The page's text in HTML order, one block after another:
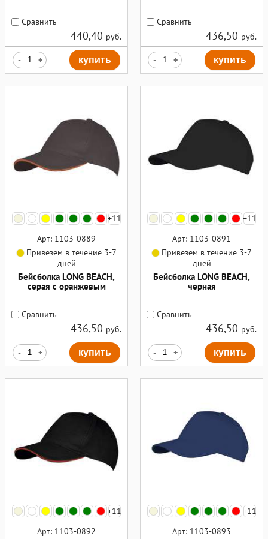
Сравнить
440,40 руб.
- + купить
Сравнить
436,50 руб.
- + купить
+11
Арт: 1103-0889
Привезем в течение 3-7
дней
Бейсболка LONG BEACH,
серая с оранжевым
Сравнить
436,50 руб.
- + купить
+11
Арт: 1103-0891
Привезем в течение 3-7
дней
Бейсболка LONG BEACH,
черная
Сравнить
436,50 руб.
- + купить
+11
Арт: 1103-0892
+11
Арт: 1103-0893